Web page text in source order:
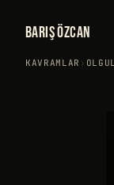
BARIŞ ÖZCAN
KAVRAMLAR ›